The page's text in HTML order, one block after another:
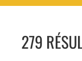
279